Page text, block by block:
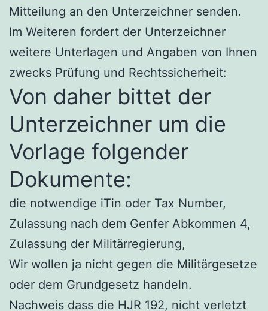
Mitteilung an den Unterzeichner senden.
Im Weiteren fordert der Unterzeichner
weitere Unterlagen und Angaben von Ihnen
zwecks Prüfung und Rechtssicherheit:
Von daher bittet der
Unterzeichner um die
Vorlage folgender
Dokumente:
die notwendige iTin oder Tax Number,
Zulassung nach dem Genfer Abkommen 4,
Zulassung der Militärregierung,
Wir wollen ja nicht gegen die Militärgesetze
oder dem Grundgesetz handeln.
Nachweis dass die HJR 192, nicht verletzt